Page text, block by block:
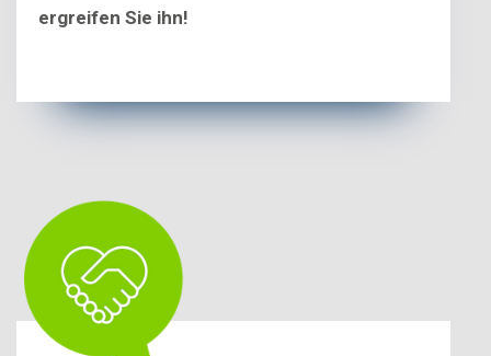
ergreifen Sie ihn!